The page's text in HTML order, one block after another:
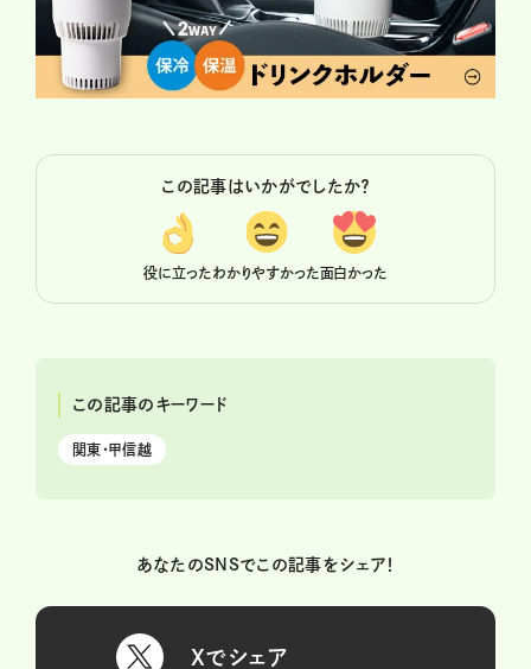
この記事はいかがでしたか？
役に立ったわかりやすかった面白かった
この記事のキーワード
関東・甲信越
あなたのSNSでこの記事をシェア！
Xでシェア